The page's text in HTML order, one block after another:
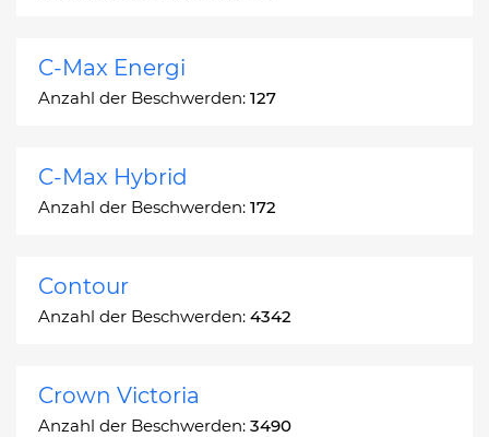
C-Max Energi
Anzahl der Beschwerden: 127
C-Max Hybrid
Anzahl der Beschwerden: 172
Contour
Anzahl der Beschwerden: 4342
Crown Victoria
Anzahl der Beschwerden: 3490